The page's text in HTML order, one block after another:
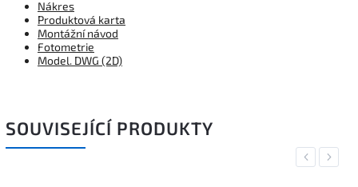
Nákres
Produktová karta
Montážní návod
Fotometrie
Model. DWG (2D)
SOUVISEJÍCÍ PRODUKTY
Previous
Next